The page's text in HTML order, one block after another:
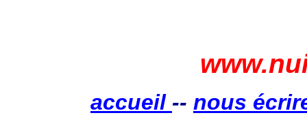
accueil -- nous